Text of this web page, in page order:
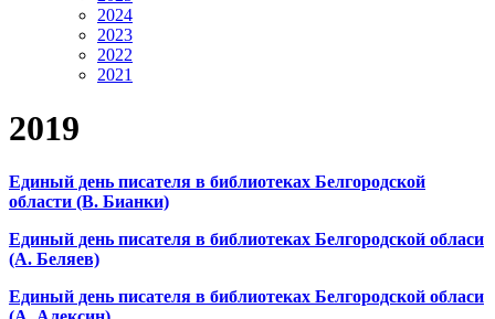
2024
2023
2022
2021
2019
Единый день писателя в библиотеках Белгородской
области (В. Бианки)
Единый день писателя в библиотеках Белгородской обласи
(А. Беляев)
Единый день писателя в библиотеках Белгородской обласи